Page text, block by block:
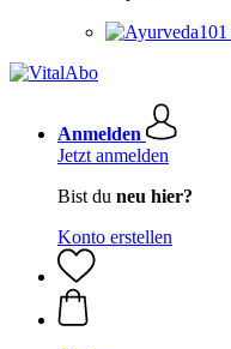
Anmelden
Jetzt anmelden
Bist du neu hier?
Konto erstellen